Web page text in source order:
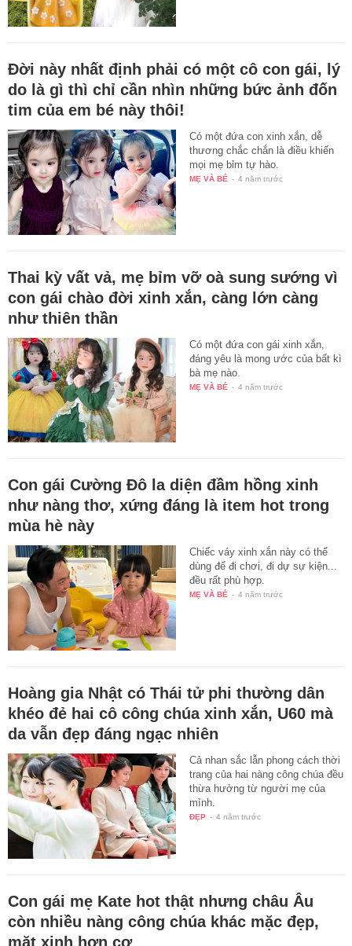
Đời này nhất định phải có một cô con gái, lý
do là gì thì chỉ cần nhìn những bức ảnh đốn
tim của em bé này thôi!
Có một đứa con xinh xắn, dễ
thương chắc chắn là điều khiến
mọi mẹ bỉm tự hào.
MẸ VÀ BÉ - 4 năm trước
Thai kỳ vất vả, mẹ bỉm vỡ oà sung sướng vì
con gái chào đời xinh xắn, càng lớn càng
như thiên thần
Có một đứa con gái xinh xắn,
đáng yêu là mong ước của bất kì
bà mẹ nào.
MẸ VÀ BÉ - 4 năm trước
Con gái Cường Đô la diện đầm hồng xinh
như nàng thơ, xứng đáng là item hot trong
mùa hè này
Chiếc váy xinh xắn này có thể
dùng để đi chơi, đi dự sự kiện...
đều rất phù hợp.
MẸ VÀ BÉ - 4 năm trước
Hoàng gia Nhật có Thái tử phi thường dân
khéo đẻ hai cô công chúa xinh xắn, U60 mà
da vẫn đẹp đáng ngạc nhiên
Cả nhan sắc lẫn phong cách thời
trang của hai nàng công chúa đều
thừa hưởng từ người mẹ của
mình.
ĐẸP - 4 năm trước
Con gái mẹ Kate hot thật nhưng châu Âu
còn nhiều nàng công chúa khác mặc đẹp,
mặt xinh hơn cơ